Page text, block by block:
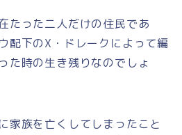
たった二人だけの住民であ
配下のX・ドレークによって編
た時の生き残りなのでしょ
家族を亡くしてしまったこと